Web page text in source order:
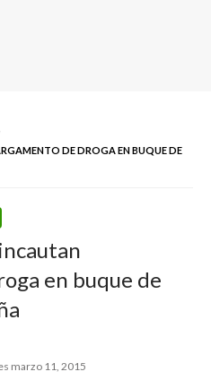
DE DROGA EN BUQUE DE
en buque de
marzo 11, 2015